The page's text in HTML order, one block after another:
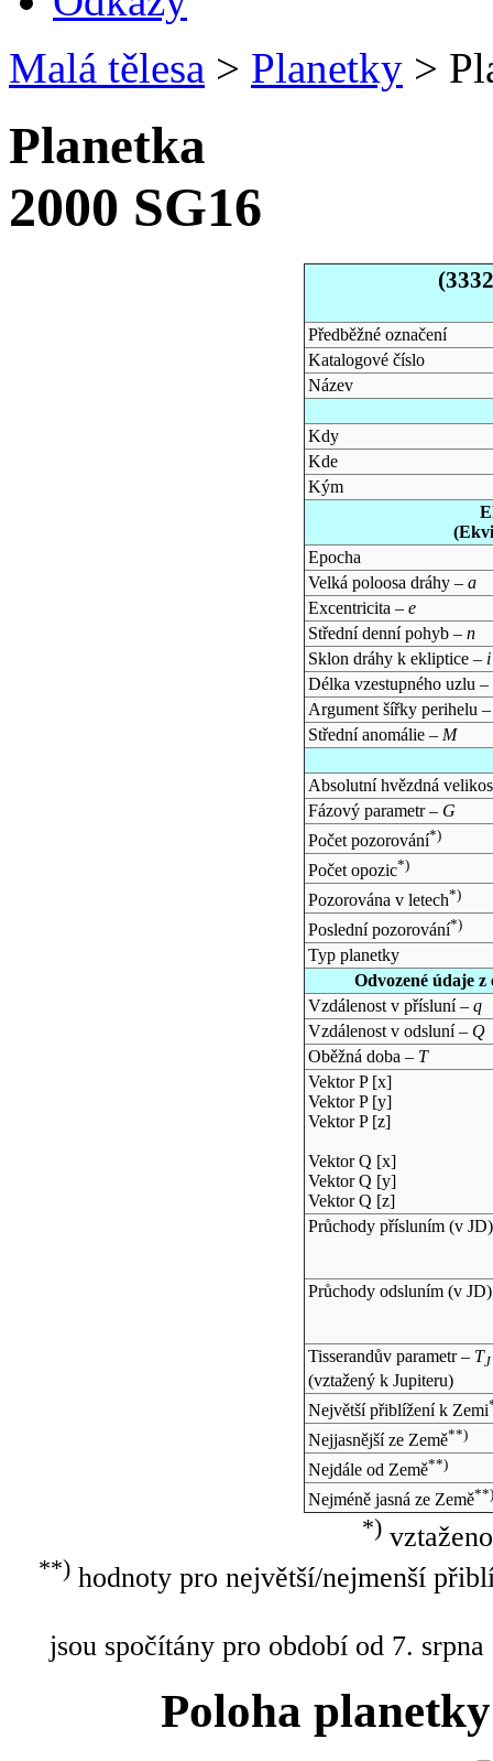
Malá tělesa > Planetky >
Planetka
2000 SG16
Předběžné označení
Katalogové číslo
Název
Kdy
Kde
Kým
Epocha
Velká poloosa dráhy – a
Excentricita – e
Střední denní pohyb – n
Sklon dráhy k ekliptice – i
Délka vzestupného uzlu –
Argument šířky perihelu
Střední anomálie – M
Absolutní hvězdná
Fázový parametr – G
Počet pozorování*)
Počet opozic*)
Pozorována v letech*)
Poslední pozorování*)
Typ planetky
Odvozené údaje
Vzdálenost v přísluní – q
Vzdálenost v odsluní – Q
Oběžná doba – T
Vektor P [x]
Vektor P [y]
Vektor P [z]
Vektor Q [x]
Vektor Q [y]
Vektor Q [z]
Průchody přísluním (v JD)
Průchody odsluním (v JD)
Tisserandův parametr – TJ
(vztažený k Jupiteru)
Největší přiblížení k Zemi
Nejjasnější ze Země**)
Nejdále od Země**)
Nejméně jasná ze Země**)
*)
**)hodnoty pro největší/nejmenší
jsou spočítány pro období od 7.
Poloha